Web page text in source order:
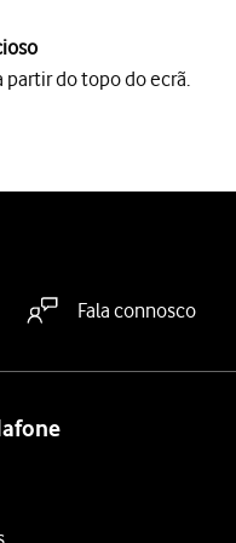
partir do topo do ecrã.
Fala connosco